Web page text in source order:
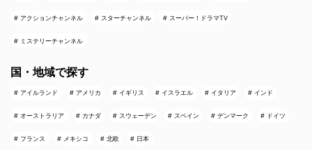
アクションチャンネル スターチャンネル スーパー！ドラマTV
ミステリーチャンネル
国・地域で探す
アイルランド アメリカ イギリス イスラエル イタリア インド
オーストラリア カナダ スウェーデン スペイン デンマーク ドイツ
フランス メキシコ 北欧 日本